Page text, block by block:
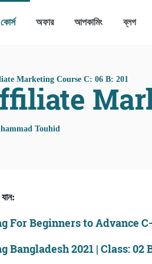
অফার আপকামিং ব্লগ
Marketing Course C: 06 B: 201
Touhid
Beginners to Advance C-
2021 | Class: 02